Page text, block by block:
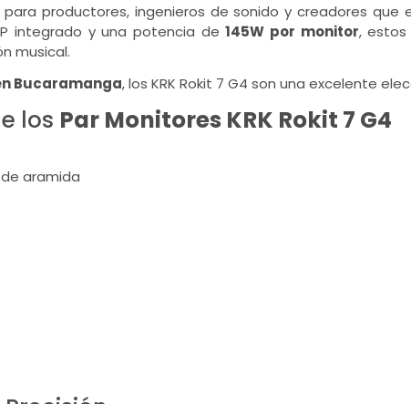
productores, ingenieros de sonido y creadores que
integrado y una potencia de145W por monitor,
musical.
Bucaramanga, los KRK Rokit 7 G4 son una excelente
los Par Monitores KRK Rokit 7 G4
aramida